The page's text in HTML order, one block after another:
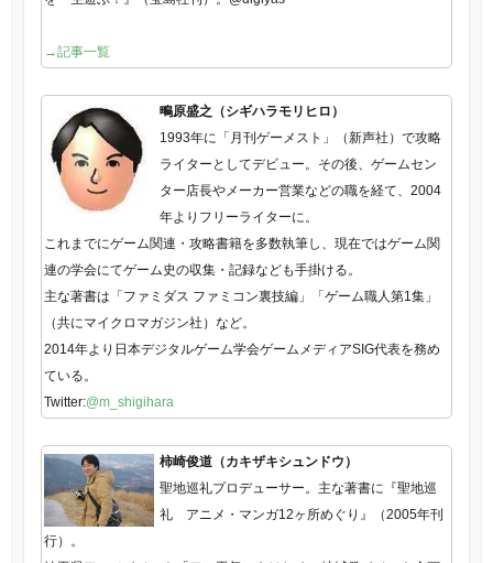
→記事一覧
鴫原盛之（シギハラモリヒロ）
1993年に「月刊ゲーメスト」（新声社）で攻略
ライターとしてデビュー。その後、ゲームセン
ター店長やメーカー営業などの職を経て、2004
年よりフリーライターに。
これまでにゲーム関連・攻略書籍を多数執筆し、現在ではゲーム関
連の学会にてゲーム史の収集・記録なども手掛ける。
主な著書は「ファミダス ファミコン裏技編」「ゲーム職人第1集」
（共にマイクロマガジン社）など。
2014年より日本デジタルゲーム学会ゲームメディアSIG代表を務め
ている。
Twitter:@m_shigihara
柿崎俊道（カキザキシュンドウ）
聖地巡礼プロデューサー。主な著書に『聖地巡
礼 アニメ・マンガ12ヶ所めぐり』（2005年刊
行）。